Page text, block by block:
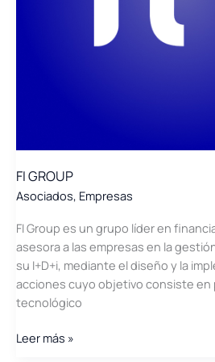
FI GROUP
Asociados, Empresas
FI Group es un grupo líder en
asesora a las empresas en la
su I+D+i, mediante el diseño y la
acciones cuyo objetivo consiste en
tecnológico
FI
Leer más »